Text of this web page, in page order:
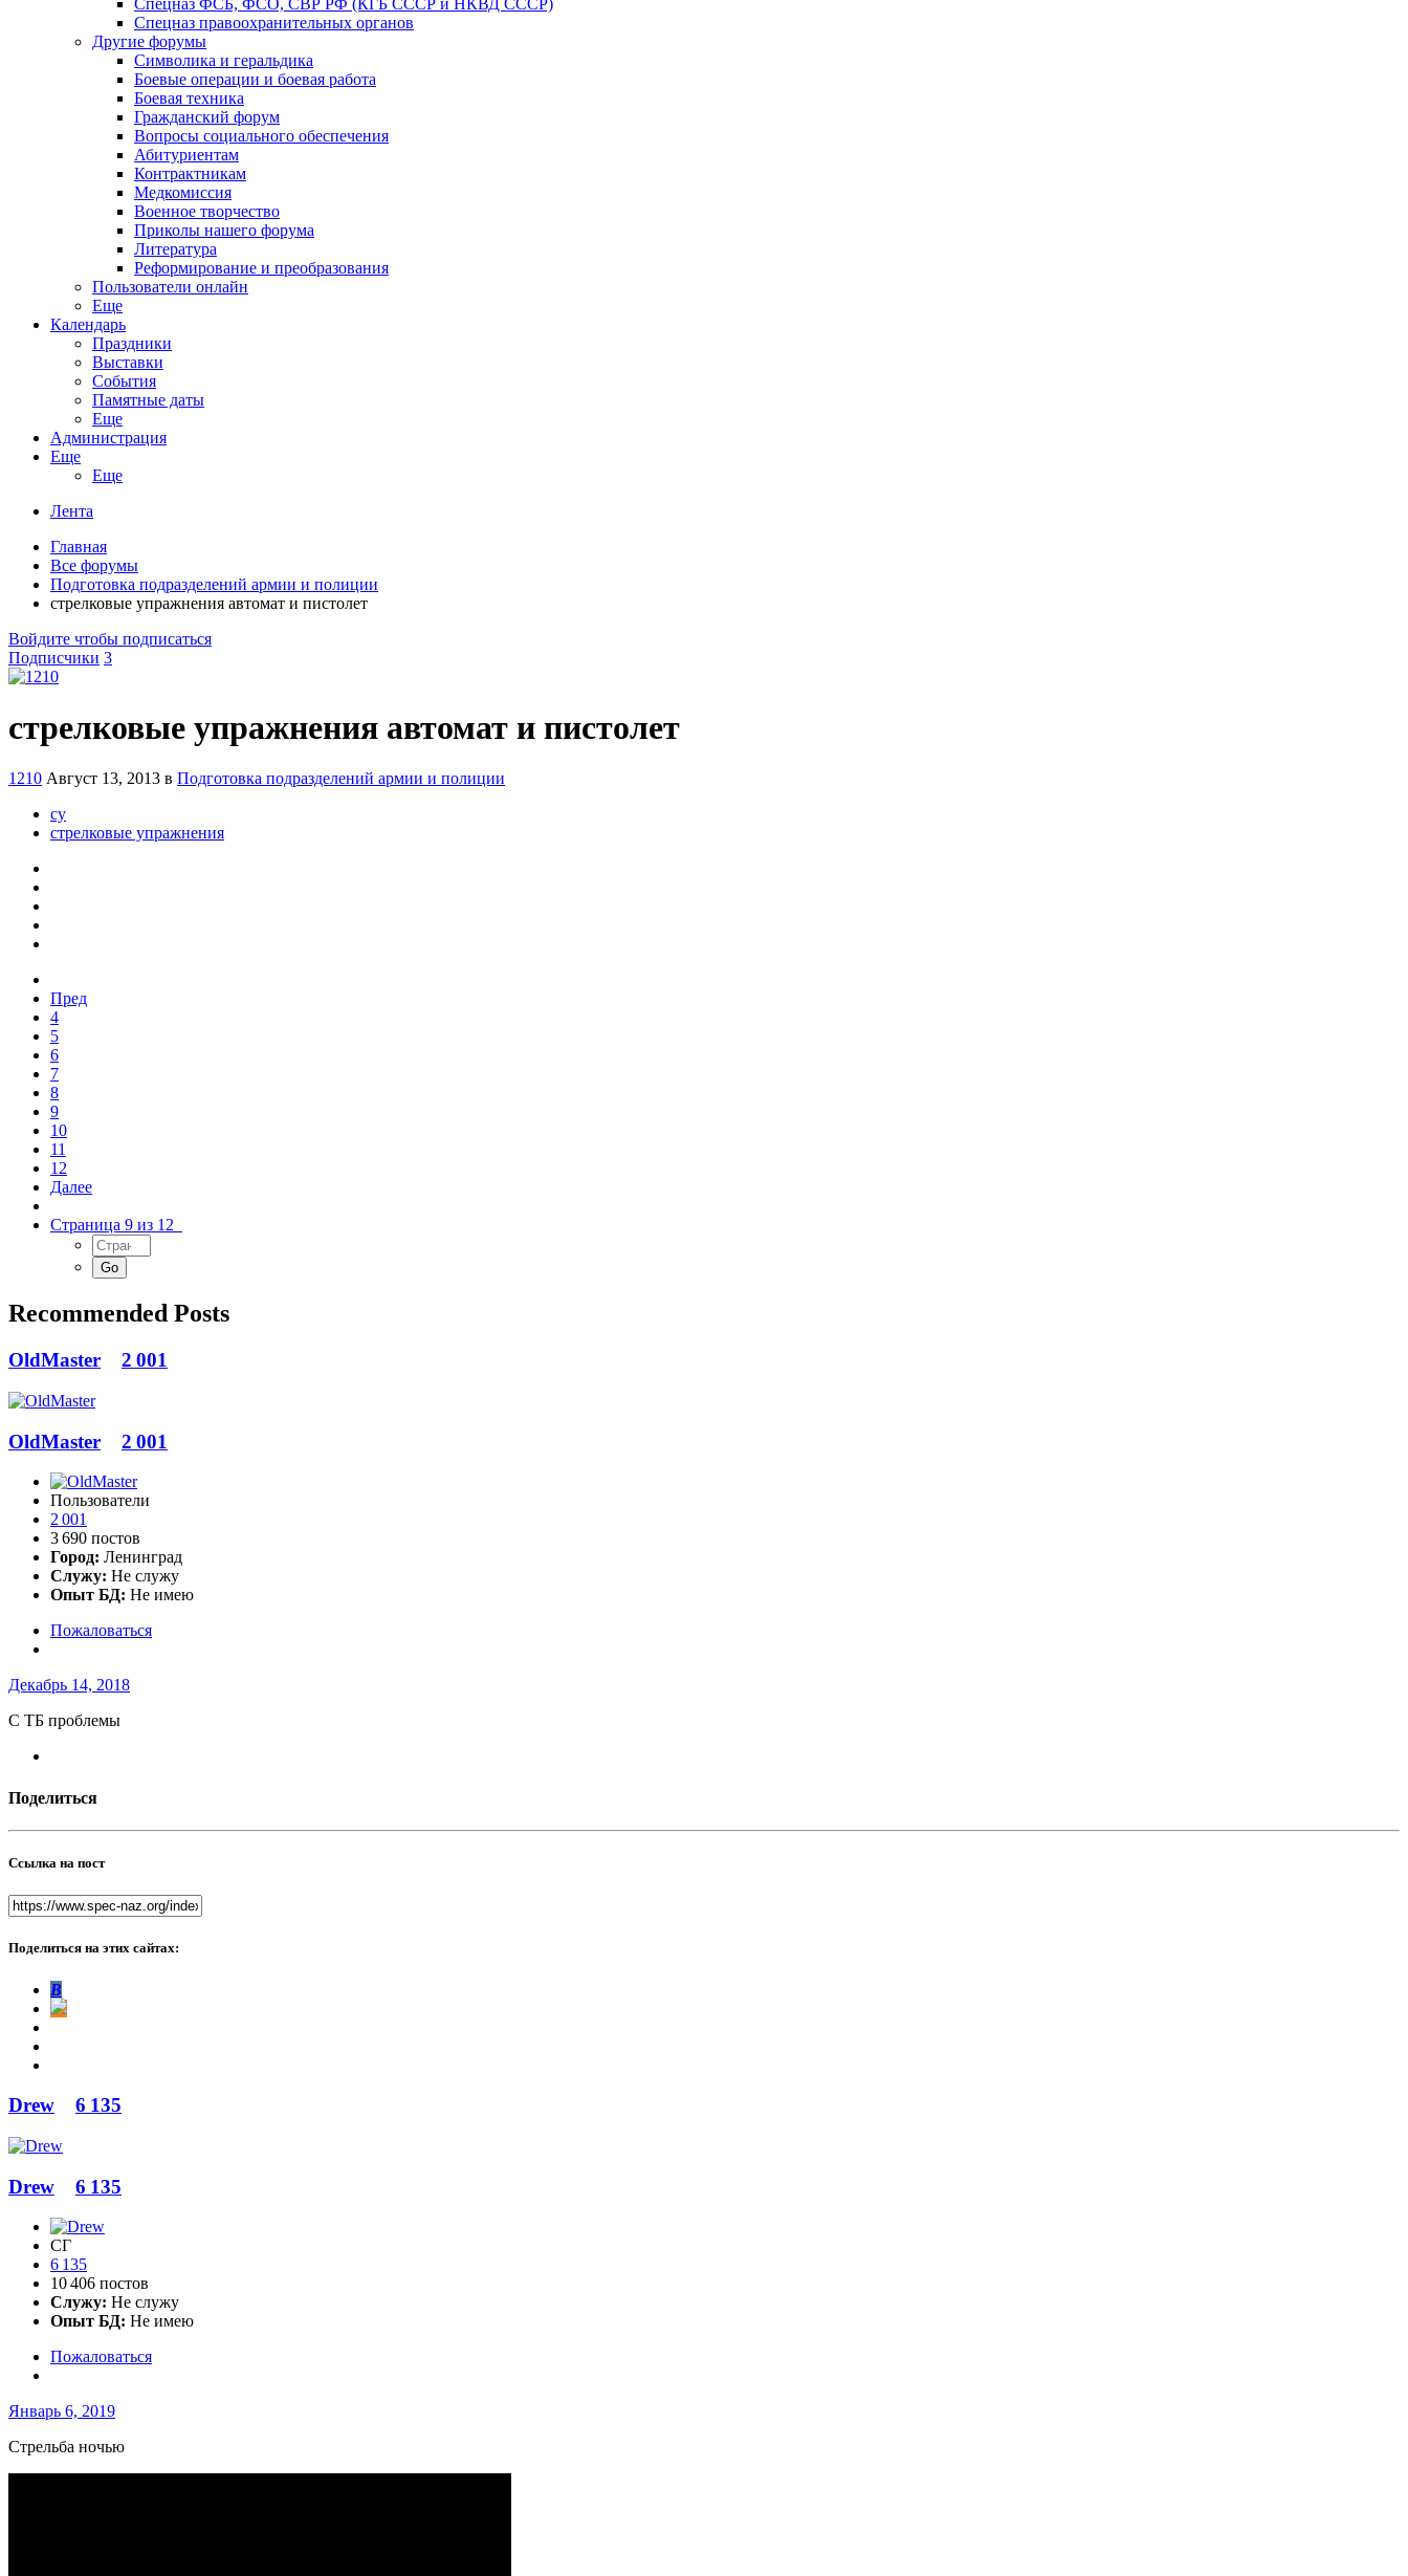
Спецназ правоохранительных органов
Другие форумы
Символика и геральдика
Боевые операции и боевая работа
Боевая техника
Гражданский форум
Вопросы социального обеспечения
Абитуриентам
Контрактникам
Медкомиссия
Военное творчество
Приколы нашего форума
Литература
Реформирование и преобразования
Пользователи онлайн
Еще
Календарь
Праздники
Выставки
События
Памятные даты
Еще
Администрация
Еще
Еще
Лента
Главная
Все форумы
Подготовка подразделений армии и полиции
стрелковые упражнения автомат и пистолет
Войдите чтобы подписаться
Подписчики 3
стрелковые упражнения автомат и пистолет
1210 Август 13, 2013 в Подготовка подразделений армии и полиции
су
стрелковые упражнения
Пред
4
5
6
7
8
9
10
11
12
Далее
Страница 9 из 12
Recommended Posts
OldMaster 2 001
OldMaster 2 001
Пользователи
2 001
3 690 постов
Город: Ленинград
Служу: Не служу
Опыт БД: Не имею
Пожаловаться
Декабрь 14, 2018
С ТБ проблемы
Поделиться
Ссылка на пост
Поделиться на этих сайтах:
В
Drew 6 135
Drew 6 135
СГ
6 135
10 406 постов
Служу: Не служу
Опыт БД: Не имею
Пожаловаться
Январь 6, 2019
Стрельба ночью